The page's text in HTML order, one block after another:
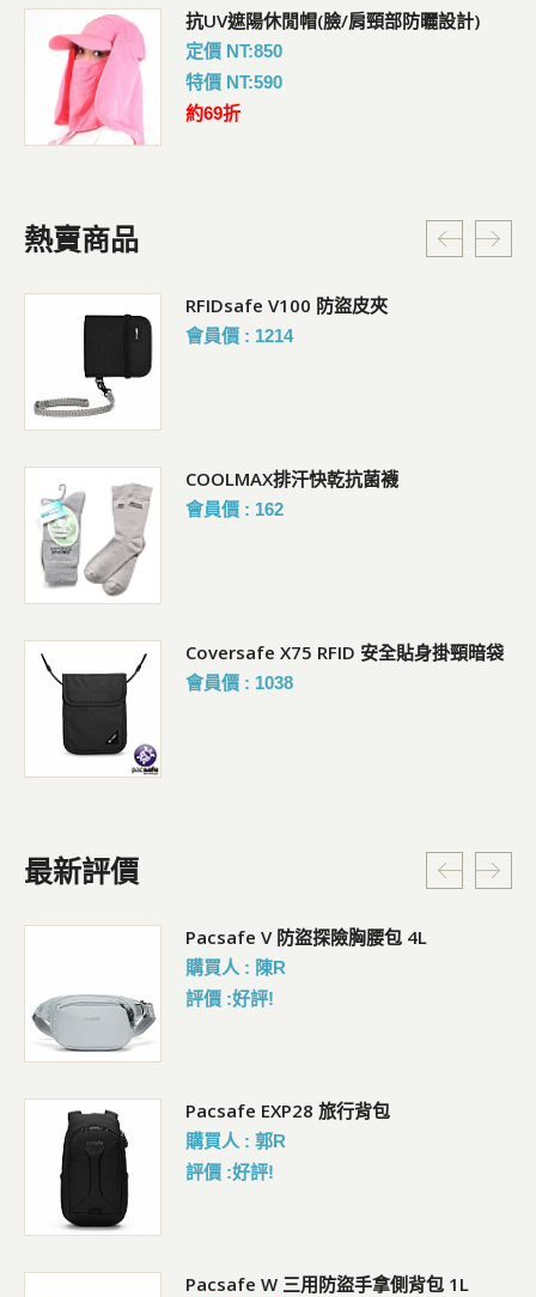
抗UV遮陽休閒帽(臉/肩頸部防曬設計)
定價 NT:850
特價 NT:590
約69折
熱賣商品
RFIDsafe V100 防盜皮夾
會員價 : 1214
COOLMAX排汗快乾抗菌襪
會員價 : 162
Coversafe X75 RFID 安全貼身掛頸暗袋
會員價 : 1038
最新評價
Pacsafe V 防盜探險胸腰包 4L
購買人 : 陳R
評價 :好評!
Pacsafe EXP28 旅行背包
購買人 : 郭R
評價 :好評!
Pacsafe W 三用防盜手拿側背包 1L